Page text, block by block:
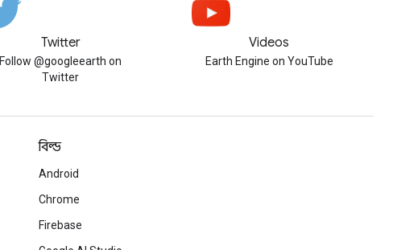
Twitter
Follow @googleearth on
Twitter
Videos
Earth Engine on YouTube
বিল্ড
Android
Chrome
Firebase